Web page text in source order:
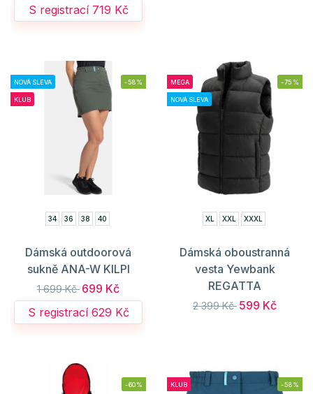
S registrací 719 Kč
NOVÁ SLEVA
KLUB
-58%
34 36 38 40
Dámská outdoorová
sukně ANA-W KILPI
1 699 Kč 699 Kč
S registrací 629 Kč
MEGA
NOVÁ SLEVA
-75%
XL XXL XXXL
Dámská oboustranná
vesta Yewbank
REGATTA
2 399 Kč 599 Kč
-60% KLUB -58%